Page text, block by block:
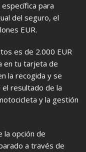
para
del seguro, el
EUR.
es de 2.000 EUR
en tu tarjeta de
la recogida y se
resultado de la
y la gestión
la opción de
a través de